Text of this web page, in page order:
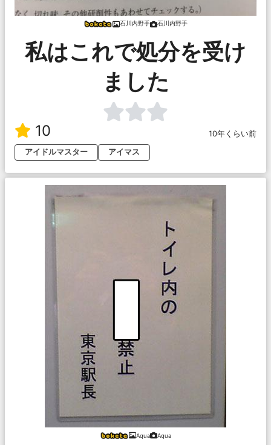
石川内野手 石川内野手
私はこれで処分を受け
ました
10
10年くらい前
アイドルマスター
アイマス
Aqua Aqua